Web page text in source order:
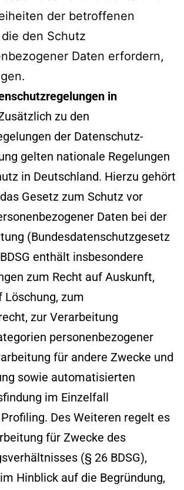
der betroffenen
den Schutz
Daten erfordern,
in
zu den
der Datenschutz-
gelten nationale Regelungen
in Deutschland. Hierzu gehört
Gesetz zum Schutz vor
Daten bei der
(Bundesdatenschutzgesetz
enthält insbesondere
zum Recht auf Auskunft,
Löschung, zum
zur Verarbeitung
personenbezogener
für andere Zwecke und
sowie automatisierten
im Einzelfall
Des Weiteren regelt es
für Zwecke des
(§ 26 BDSG),
Hinblick auf die Begründung,